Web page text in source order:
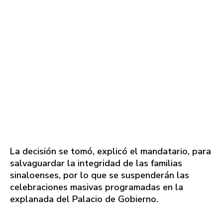
La decisión se tomó, explicó el mandatario, para
salvaguardar la integridad de las familias
sinaloenses, por lo que se suspenderán las
celebraciones masivas programadas en la
explanada del Palacio de Gobierno.